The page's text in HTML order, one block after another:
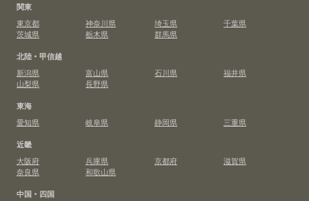
関東
東京都
神奈川県 埼玉県
千葉県
茨城県
栃木県
群馬県
北陸・甲信越
新潟県
富山県 石川県
福井県
山梨県
長野県
東海
愛知県
岐阜県 静岡県
三重県
近畿
大阪府
兵庫県 京都府
滋賀県
奈良県
和歌山県
中国・四国